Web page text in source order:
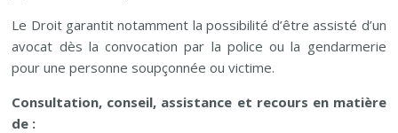
Le Droit garantit notamment la possibilité d’être assisté d’un
avocat dès la convocation par la police ou la gendarmerie
pour une personne soupçonnée ou victime.
Consultation, conseil, assistance et recours en matière
de :